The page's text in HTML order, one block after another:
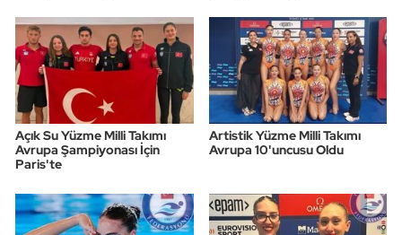
Açık Su Yüzme Milli Takımı
Avrupa Şampiyonası İçin
Paris'te
Artistik Yüzme Milli Takımı
Avrupa 10'uncusu Oldu